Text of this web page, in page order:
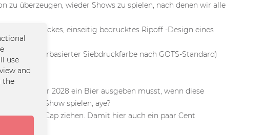
zu überzeugen, wieder Shows zu spielen, nach denen wir alle
brutal schickes, einseitig bedrucktes Ripoff -Design eines
wasserbasierter Siebdruckfarbe nach GOTS-Standard)
Du im Jahr 2028 ein Bier ausgeben musst, wenn diese
eine Show spielen, aye?
alle unser Cap ziehen. Damit hier auch ein paar Cent
use
and
the